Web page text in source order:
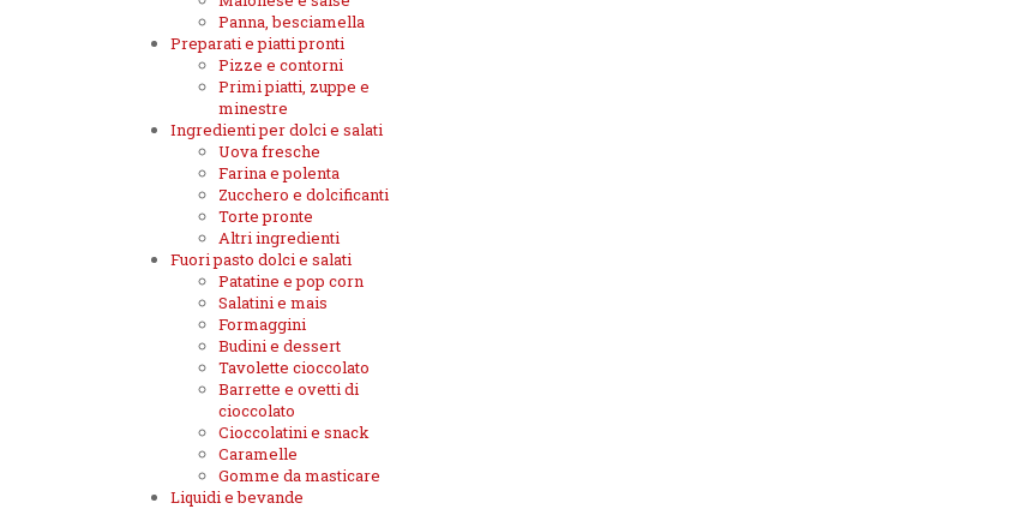
Panna, besciamella
Preparati e piatti pronti
Pizze e contorni
Primi piatti, zuppe e
minestre
Ingredienti per dolci e salati
Uova fresche
Farina e polenta
Zucchero e dolcificanti
Torte pronte
Altri ingredienti
Fuori pasto dolci e salati
Patatine e pop corn
Salatini e mais
Formaggini
Budini e dessert
Tavolette cioccolato
Barrette e ovetti di
cioccolato
Cioccolatini e snack
Caramelle
Gomme da masticare
Liquidi e bevande